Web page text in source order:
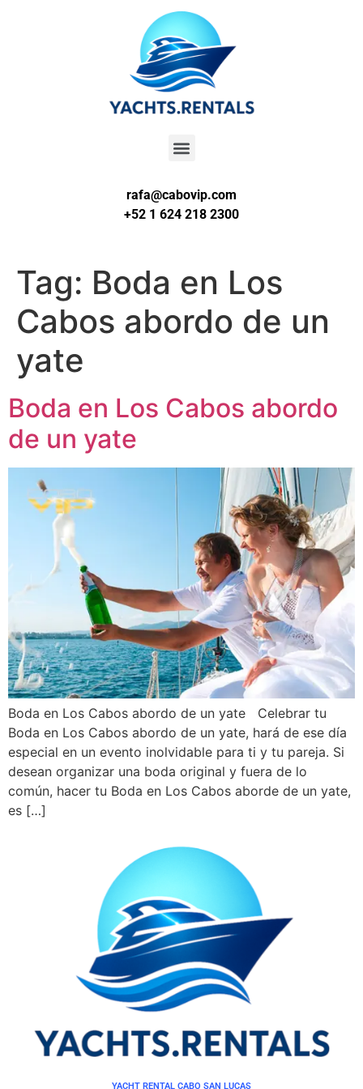
rafa@cabovip.com
+52 1 624 218 2300
Tag: Boda en Los
Cabos abordo de un
yate
Boda en Los Cabos abordo
de un yate
Boda en Los Cabos abordo de un yate Celebrar tu
Boda en Los Cabos abordo de un yate, hará de ese día
especial en un evento inolvidable para ti y tu pareja. Si
desean organizar una boda original y fuera de lo
común, hacer tu Boda en Los Cabos aborde de un yate,
es […]
YACHT RENTAL CABO SAN LUCAS